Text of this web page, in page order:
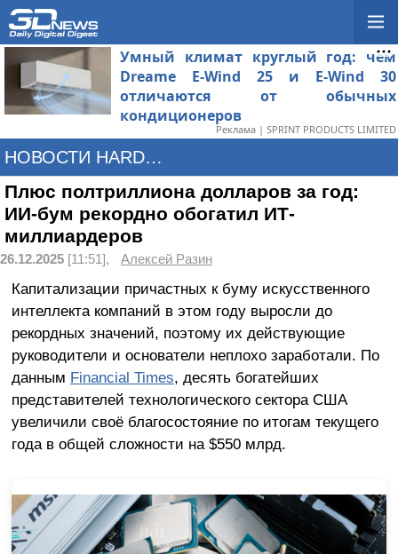
Умный климат круглый год: чем
Dreame E-Wind 25 и E-Wind 30
отличаются от обычных
кондиционеров
Реклама | SPRINT PRODUCTS LIMITED
НОВОСТИ HARDWARE
Плюс полтриллиона долларов за год:
ИИ-бум рекордно обогатил ИТ-
миллиардеров
26.12.2025 [11:51], Алексей Разин
Капитализации причастных к буму искусственного
интеллекта компаний в этом году выросли до
рекордных значений, поэтому их действующие
руководители и основатели неплохо заработали. По
данным Financial Times, десять богатейших
представителей технологического сектора США
увеличили своё благосостояние по итогам текущего
года в общей сложности на $550 млрд.